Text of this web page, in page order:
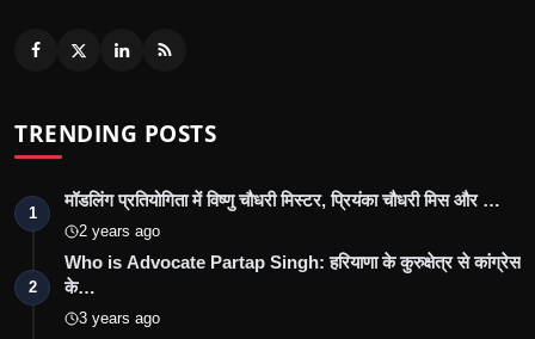
TRENDING POSTS
1
मॉडलिंग प्रतियोगिता में विष्णु चौधरी मिस्टर, प्रियंका चौधरी मिस और …
2 years ago
2
Who is Advocate Partap Singh: हरियाणा के कुरुक्षेत्र से कांग्रेस
के…
3 years ago